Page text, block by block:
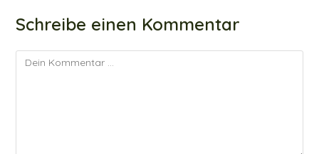
Schreibe einen Kommentar
Kommentar